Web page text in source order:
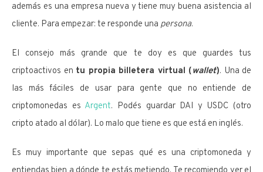
además es una empresa nueva y tiene muy buena asistencia al
cliente. Para empezar: te responde una persona.
El consejo más grande que te doy es que guardes tus
criptoactivos en tu propia billetera virtual (wallet). Una de
las más fáciles de usar para gente que no entiende de
criptomonedas es Argent. Podés guardar DAI y USDC (otro
cripto atado al dólar). Lo malo que tiene es que está en inglés.
Es muy importante que sepas qué es una criptomoneda y